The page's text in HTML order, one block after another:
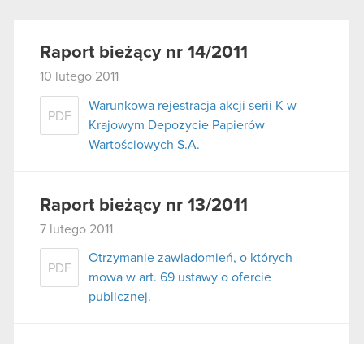
Raport bieżący nr 14/2011
10 lutego 2011
PDF
Warunkowa rejestracja akcji serii K w
Krajowym Depozycie Papierów
Wartościowych S.A.
Raport bieżący nr 13/2011
7 lutego 2011
PDF
Otrzymanie zawiadomień, o których
mowa w art. 69 ustawy o ofercie
publicznej.